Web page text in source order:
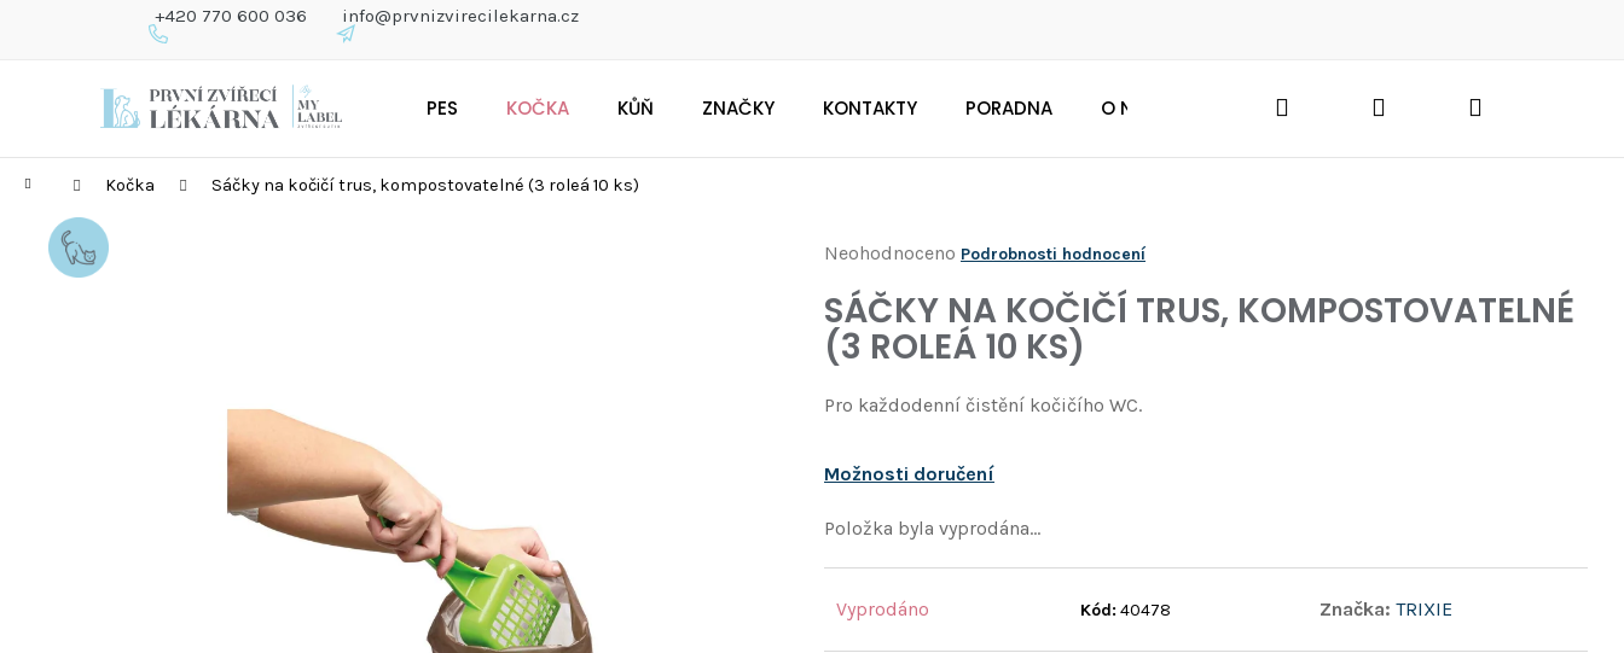
+420 770 600 036 info@prvnizvirecilekarna.cz
PES KOČKA KŮŇ ZNAČKY KONTAKTY PORADNA O NÁS Hledat PřihlášeníNákupní
Domů Kočka Sáčky na kočičí trus, kompostovatelné (3 roleá 10 ks)
Průměrné
hodnocení
produktu
je
hvězdiček.
Neohodnoceno Podrobnosti hodnocení
SÁČKY NA KOČIČÍ TRUS, KOMPOSTOVATELNÉ
(3 ROLEÁ 10 KS)
Pro každodenní čistění kočičího WC.
Možnosti doručení
Položka byla vyprodána…
Vyprodáno Kód: 40478 Značka: TRIXIE
obchodu
obchodu
CO POTŘEBUJETE NAJÍT?